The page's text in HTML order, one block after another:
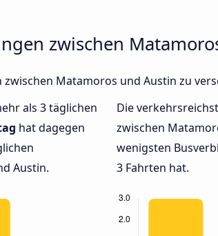
zwischen
Matamoros und Austin zu
als 3 täglichen
hat dagegen
Austin.
Die
zwischen
wenigsten
3 Fahrten hat.